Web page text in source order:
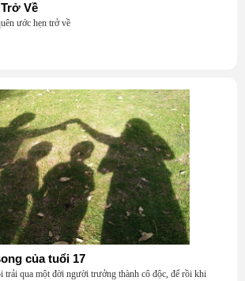
Về
ước hẹn trở về
của tuổi 17
trải qua một đời người trưởng thành cô độc, để rồi khi